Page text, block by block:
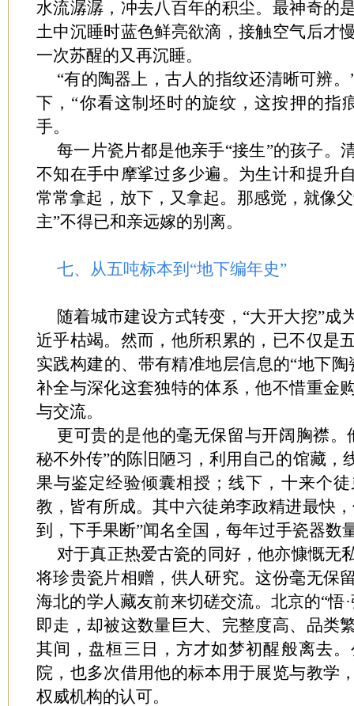
水流潺潺，冲去八百年的积尘。最神奇的
土中沉睡时蓝色鲜亮欲滴，接触空气后才
一次苏醒的又再沉睡。
“有的陶器上，古人的指纹还清晰可辨
下，“你看这制坯时的旋纹，这按押的指
手。
每一片瓷片都是他亲手“接生”的孩子。
不知在手中摩挲过多少遍。为生计和提升
常常拿起，放下，又拿起。那感觉，就像
主”不得已和亲远嫁的别离。
七、从五吨标本到“地下编年史”
随着城市建设方式转变，“大开大挖”成
近乎枯竭。然而，他所积累的，已不仅是
实践构建的、带有精准地层信息的“地下
补全与深化这套独特的体系，他不惜重金
与交流。
更可贵的是他的毫无保留与开阔胸襟。
秘不外传”的陈旧陋习，利用自己的馆藏，
果与鉴定经验倾囊相授；线下，十来个
教，皆有所成。其中六徒弟李政精进最快
到，下手果断”闻名全国，每年过手瓷器数
对于真正热爱古瓷的同好，他亦慷慨无
将珍贵瓷片相赠，供人研究。这份毫无保
海北的学人藏友前来切磋交流。北京的“悟
即走，却被这数量巨大、完整度高、品类
其间，盘桓三日，方才如梦初醒般离去
院，也多次借用他的标本用于展览与教学
权威机构的认可。